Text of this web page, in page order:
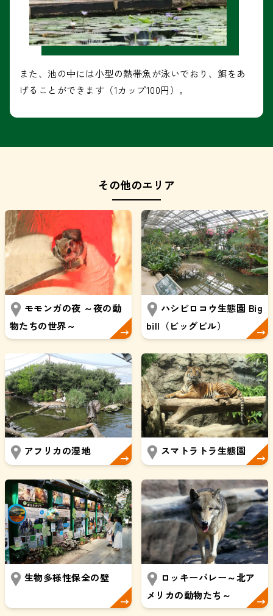
また、池の中には小型の熱帯魚が泳いでおり、餌をあ
げることができます（1カップ100円）。
その他のエリア
モモンガの夜 ～夜の動
物たちの世界～
ハシビロコウ生態園 Big
bill（ビッグビル）
アフリカの湿地 スマトラトラ生態園
生物多様性保全の壁
ロッキーバレー～北ア
メリカの動物たち～